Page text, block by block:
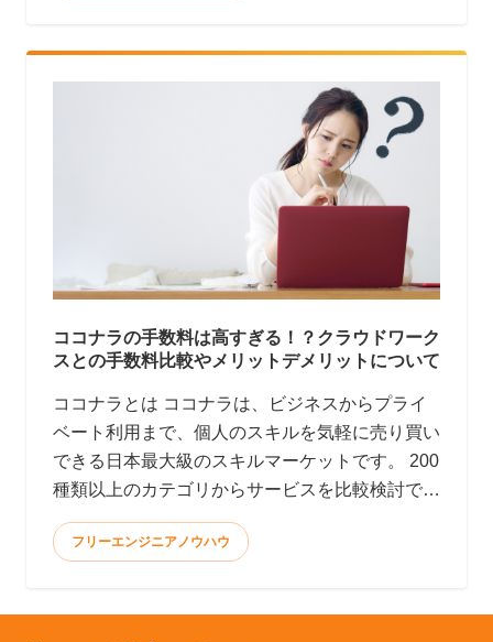
ココナラの手数料は高すぎる！？クラウドワーク
スとの手数料比較やメリットデメリットについて
ココナラとは ココナラは、ビジネスからプライ
ベート利用まで、個人のスキルを気軽に売り買い
できる日本最大級のスキルマーケットです。 200
種類以上のカテゴリからサービスを比較検討で
き、全てオン
フリーエンジニアノウハウ